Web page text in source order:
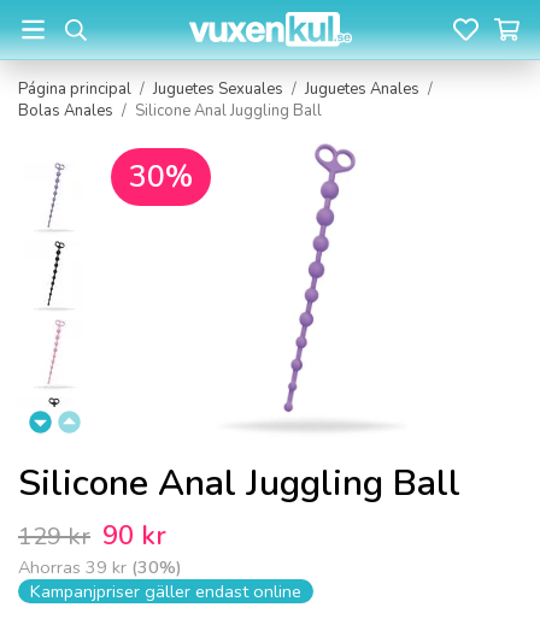
Página principal / Juguetes Sexuales / Juguetes Anales /
Bolas Anales / Silicone Anal Juggling Ball
30%
Silicone Anal Juggling Ball
129 kr 90 kr
Ahorras 39 kr (30%)
Kampanjpriser gäller endast online